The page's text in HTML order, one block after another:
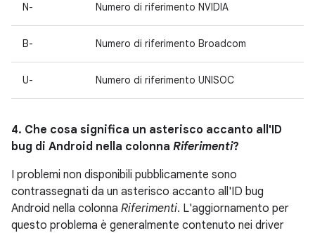
N- Numero di riferimento NVIDIA
B- Numero di riferimento Broadcom
U- Numero di riferimento UNISOC
4. Che cosa significa un asterisco accanto all'ID
bug di Android nella colonna Riferimenti?
I problemi non disponibili pubblicamente sono
contrassegnati da un asterisco accanto all'ID bug
Android nella colonna Riferimenti. L'aggiornamento per
questo problema è generalmente contenuto nei driver